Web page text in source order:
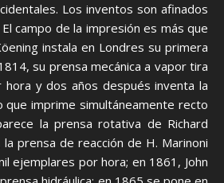
Los inventos son afinados
campo de la impresión es más que
instala en Londres su primera
su prensa mecánica a vapor tira
y dos años después inventa la
que imprime simultáneamente recto
la prensa rotativa de Richard
prensa de reacción de H. Marinoni
ejemplares por hora; en 1861, John